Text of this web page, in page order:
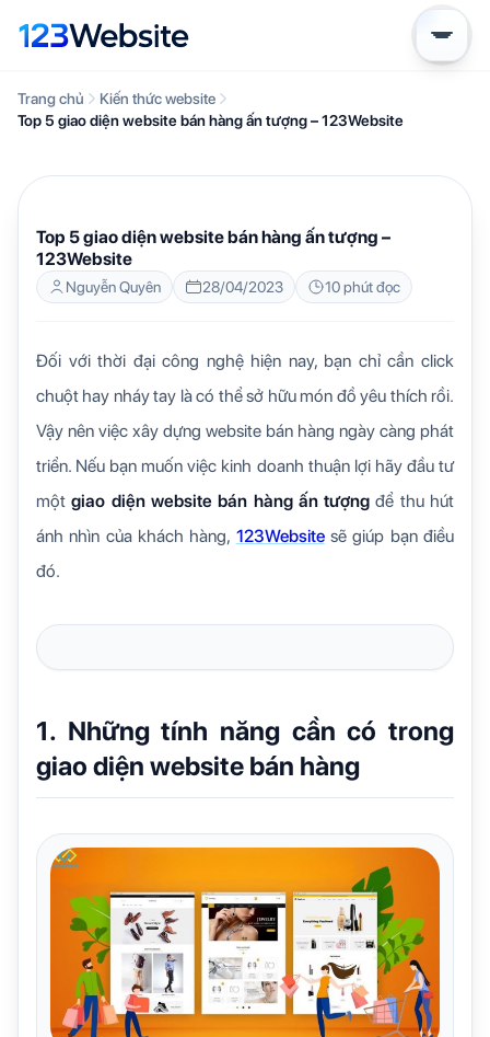
Trang chủ
Kiến thức website
Top 5 giao diện website bán hàng ấn tượng – 123Website
Top 5 giao diện website bán hàng ấn tượng –
123Website
Nguyễn Quyên 28/04/2023 10 phút đọc
Đối với thời đại công nghệ hiện nay, bạn chỉ cần click
chuột hay nháy tay là có thể sở hữu món đồ yêu thích rồi.
Vậy nên việc xây dựng website bán hàng ngày càng phát
triển. Nếu bạn muốn việc kinh doanh thuận lợi hãy đầu tư
mộtgiao diện website bán hàng ấn tượng để thu hút
ánh nhìn của khách hàng, 123Websitesẽ giúp bạn điều
đó.
1. Những tính năng cần có trong
giao diện website bán hàng